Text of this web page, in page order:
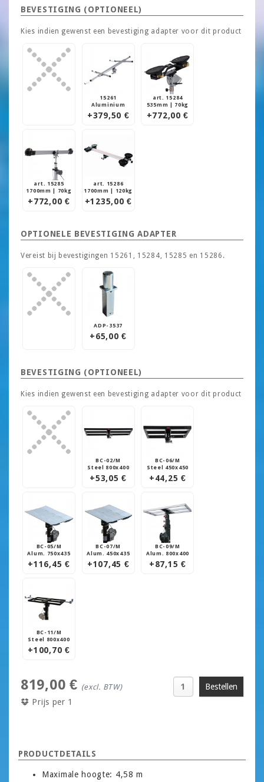
BEVESTIGING (OPTIONEEL)
Kies indien gewenst een bevestiging adapter voor dit product
15261
Aluminium
+379,50 €
art. 15284
535mm | 70kg
+772,00 €
art. 15285
1700mm | 70kg
+772,00 €
art. 15286
1700mm | 120kg
+1235,00 €
OPTIONELE BEVESTIGING ADAPTER
Vereist bij bevestigingen 15261, 15284, 15285 en 15286.
ADP-3537
+65,00 €
BEVESTIGING (OPTIONEEL)
Kies indien gewenst een bevestiging adapter voor dit product
BC-02/M
Steel 800x400
+53,05 €
BC-06/M
Steel 450x450
+44,25 €
BC-05/M
Alum. 750x435
+116,45 €
BC-07/M
Alum. 450x435
+107,45 €
BC-09/M
Alum. 800x400
+87,15 €
BC-11/M
Steel 800x400
+100,70 €
819,00 € (excl. BTW)
Prijs per 1
PRODUCTDETAILS
Maximale hoogte: 4,58 m